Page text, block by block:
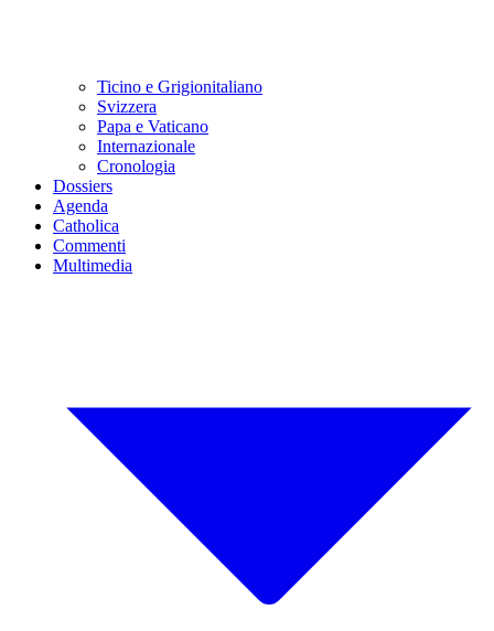
Ticino e Grigionitaliano
Svizzera
Papa e Vaticano
Internazionale
Cronologia
Dossiers
Agenda
Catholica
Commenti
Multimedia